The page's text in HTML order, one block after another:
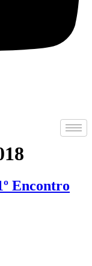
Encontro